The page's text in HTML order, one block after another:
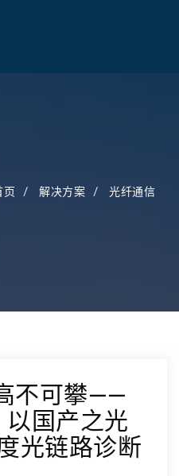
页 解决方案 光纤通信
不可攀——
国产之光
光链路诊断